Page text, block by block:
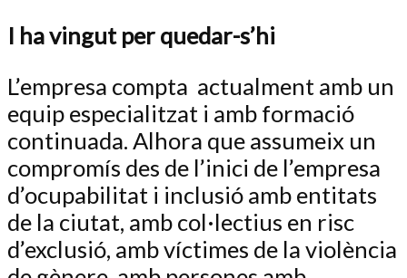
I ha vingut per quedar-s’hi
L’empresa compta actualment amb un
equip especialitzat i amb formació
continuada. Alhora que assumeix un
compromís des de l’inici de l’empresa
d’ocupabilitat i inclusió amb entitats
de la ciutat, amb col·lectius en risc
d’exclusió, amb víctimes de la violència